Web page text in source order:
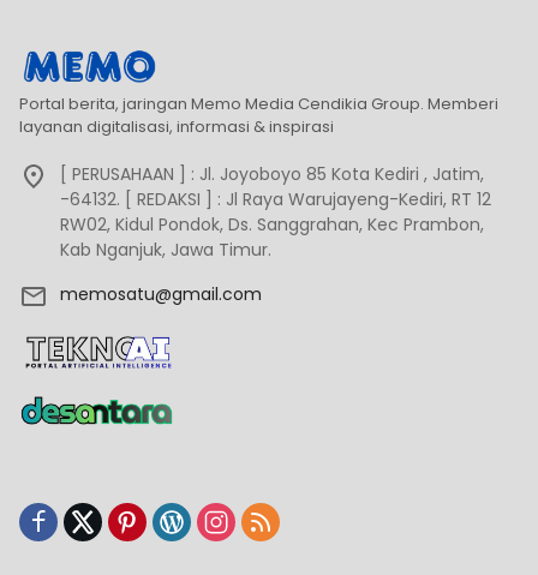
Portal berita, jaringan Memo Media Cendikia Group. Memberi
layanan digitalisasi, informasi & inspirasi
[ PERUSAHAAN ] : Jl. Joyoboyo 85 Kota Kediri , Jatim,
-64132. [ REDAKSI ] : Jl Raya Warujayeng-Kediri, RT 12
RW02, Kidul Pondok, Ds. Sanggrahan, Kec Prambon,
Kab Nganjuk, Jawa Timur.
memosatu@gmail.com